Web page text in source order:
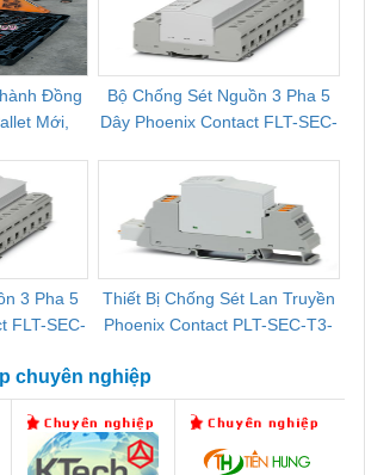
Đồng
Mới,
Bộ Chống Sét Nguồn 3 Pha 5
Dây Phoenix Contact FLT-SEC-
3 Pha 5
FLT-SEC-
Thiết Bị Chống Sét Lan Truyền
Phoenix Contact PLT-SEC-T3-
chuyên nghiệp